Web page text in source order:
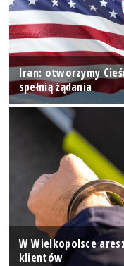
Iran: otworzymy
spełnią żądania
W Wielkopolsce
klientów